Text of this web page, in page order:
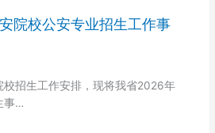
院校公安专业招生工作事
校招生工作安排，现将我省2026年
事…